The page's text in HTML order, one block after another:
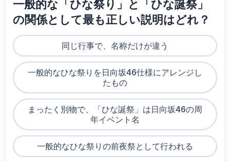
一般的な「ひな祭り」と「ひな誕祭」
の関係として最も正しい説明はどれ？
同じ行事で、名称だけが違う
一般的なひな祭りを日向坂46仕様にアレンジし
たもの
まったく別物で、「ひな誕祭」は日向坂46の周
年イベント名
一般的なひな祭りの前夜祭として行われる